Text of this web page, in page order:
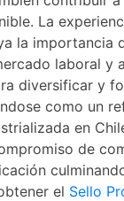
La
la importancia
laboral y
diversificar y
como un
en
de
el Sello